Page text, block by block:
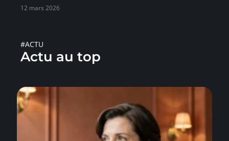
12 mars 2026
#ACTU
Actu au top